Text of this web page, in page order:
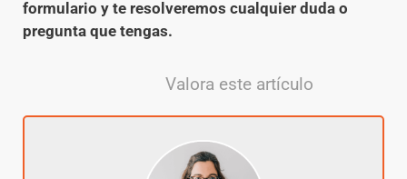
formulario y te resolveremos cualquier duda o
pregunta que tengas.
Valora este artículo